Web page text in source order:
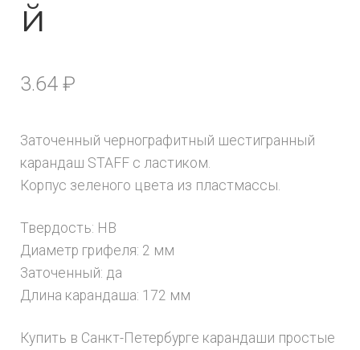
й
3.64 ₽
Заточенный чернографитный шестигранный
карандаш STAFF с ластиком.
Корпус зеленого цвета из пластмассы.
Твердость: HB
Диаметр грифеля: 2 мм
Заточенный: да
Длина карандаша: 172 мм
Купить в Санкт-Петербурге карандаши простые